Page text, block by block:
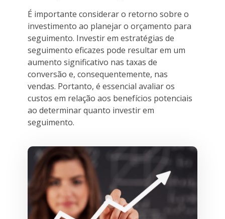
É importante considerar o retorno sobre o
investimento ao planejar o orçamento para
seguimento. Investir em estratégias de
seguimento eficazes pode resultar em um
aumento significativo nas taxas de
conversão e, consequentemente, nas
vendas. Portanto, é essencial avaliar os
custos em relação aos benefícios potenciais
ao determinar quanto investir em
seguimento.